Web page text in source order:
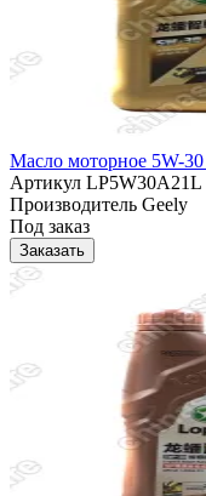
Масло моторное 5W-
Артикул LP5W30A21L
Производитель Geely
Под заказ
Заказать